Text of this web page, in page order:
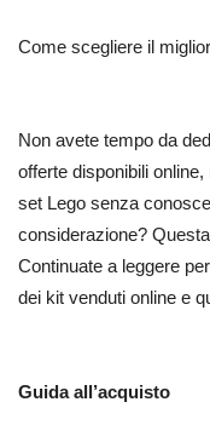
Come scegliere il
Non avete tempo da
offerte disponibili
set Lego senza
considerazione?
Continuate a leggere
dei kit venduti online e
Guida all’acquisto